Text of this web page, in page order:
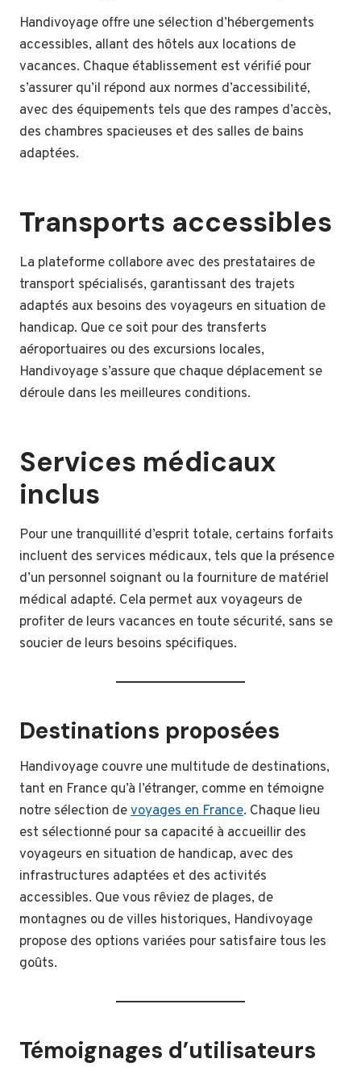
Handivoyage offre une sélection d’hébergements
accessibles, allant des hôtels aux locations de
vacances. Chaque établissement est vérifié pour
s’assurer qu’il répond aux normes d’accessibilité,
avec des équipements tels que des rampes d’accès,
des chambres spacieuses et des salles de bains
adaptées.
Transports accessibles
La plateforme collabore avec des prestataires de
transport spécialisés, garantissant des trajets
adaptés aux besoins des voyageurs en situation de
handicap. Que ce soit pour des transferts
aéroportuaires ou des excursions locales,
Handivoyage s’assure que chaque déplacement se
déroule dans les meilleures conditions.
Services médicaux
inclus
Pour une tranquillité d’esprit totale, certains forfaits
incluent des services médicaux, tels que la présence
d’un personnel soignant ou la fourniture de matériel
médical adapté. Cela permet aux voyageurs de
profiter de leurs vacances en toute sécurité, sans se
soucier de leurs besoins spécifiques.
Destinations proposées
Handivoyage couvre une multitude de destinations,
tant en France qu’à l’étranger, comme en témoigne
notre sélection devoyages en France. Chaque lieu
est sélectionné pour sa capacité à accueillir des
voyageurs en situation de handicap, avec des
infrastructures adaptées et des activités
accessibles. Que vous rêviez de plages, de
montagnes ou de villes historiques, Handivoyage
propose des options variées pour satisfaire tous les
goûts.
Témoignages d’utilisateurs